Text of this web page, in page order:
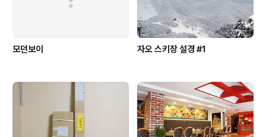
모던보이 자오 스키장 설경 #1